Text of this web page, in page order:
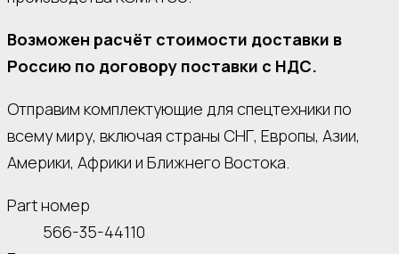
Возможен расчёт стоимости доставки в
Россию по договору поставки с НДС.
Отправим комплектующие для спецтехники по
всему миру, включая страны СНГ, Европы, Азии,
Америки, Африки и Ближнего Востока.
Part номер
566-35-44110